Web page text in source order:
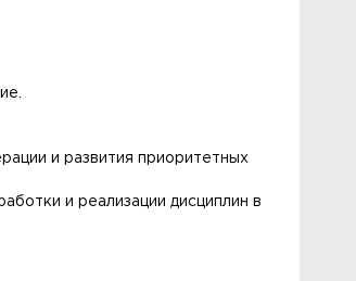
и развития приоритетных
и реализации дисциплин в